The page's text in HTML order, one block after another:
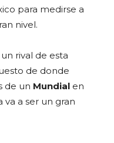
para medirse a
nivel.
rival de esta
de donde
de un Mundial en
va a ser un gran